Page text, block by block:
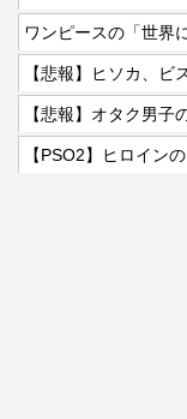
ワンピースの「世界
【悲報】ヒソカ、ビ
【PSO2】ヒロイン